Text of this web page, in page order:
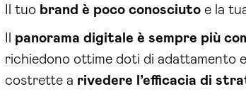
Il tuo brand è poco conosciutoe la
panorama digitale è sempre più
richiedono ottime doti di adattamento
costrette a rivedere l’efficacia di